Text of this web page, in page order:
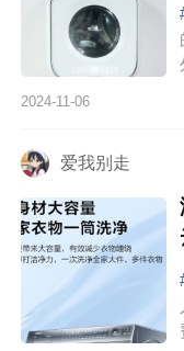
2024-11-06
爱我别走